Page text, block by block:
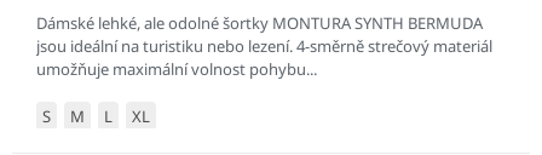
Dámské lehké, ale odolné šortky MONTURA SYNTH BERMUDA
jsou ideální na turistiku nebo lezení. 4-směrně strečový materiál
umožňuje maximální volnost pohybu...
S M L XL